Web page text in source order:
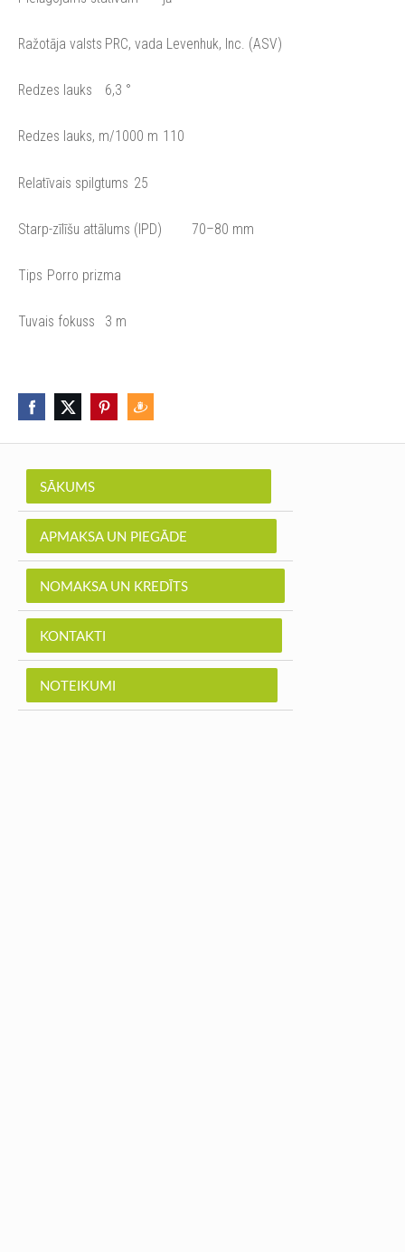
SĀKUMS
APMAKSA UN PIEGĀDE
NOMAKSA UN KREDĪTS
KONTAKTI
NOTEIKUMI
Ražotāja valsts PRC, vada Levenhuk, Inc. (ASV)
Redzes lauks 6,3 °
Redzes lauks, m/1000 m 110
Relatīvais spilgtums 25
Starp-zīlīšu attālums (IPD) 70–80 mm
Tips Porro prizma
Tuvais fokuss 3 m